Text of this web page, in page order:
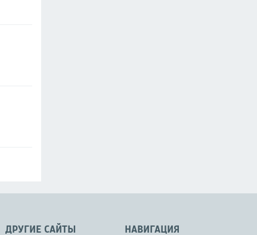
НАВИГАЦИЯ
ДРУГИЕ САЙТЫ